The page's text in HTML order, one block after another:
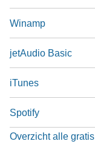
Winamp
jetAudio Basic
iTunes
Spotify
Overzicht alle